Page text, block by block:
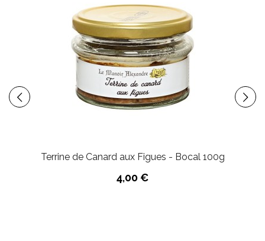
1,7 g
Terrine de Canard aux Figues - Bocal 100g
4,00 €